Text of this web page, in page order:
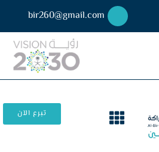
bir260@gmail.com
تبرع الآن